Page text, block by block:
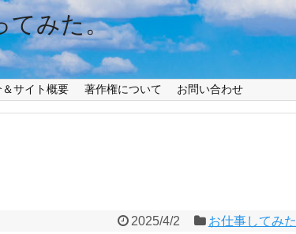
てみた。
＆サイト概要 著作権について お問い合わせ
2025/4/2 お仕事してみた